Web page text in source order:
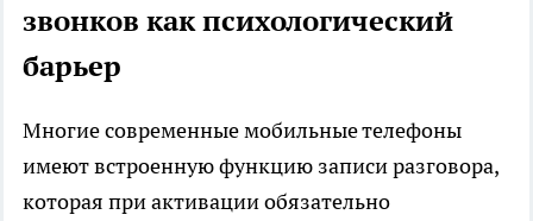
звонков как психологический
барьер
Многие современные мобильные телефоны
имеют встроенную функцию записи разговора,
которая при активации обязательно